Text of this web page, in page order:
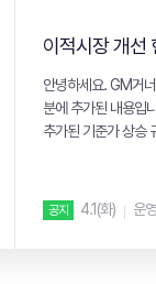
이적시장 개선
안녕하세요. GM거
분에 추가된 내용입
추가된 기준가 상승
공지 4.1(화) 운